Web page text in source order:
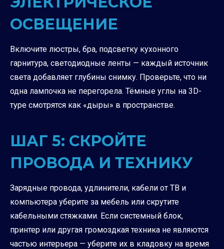
ОСВЕЩЕНИЕ
Включите люстры, бра, подсветку кухонного
гарнитура, светодиодные ленты — каждый источник
света добавляет глубины снимку. Проверьте, что ни
одна лампочка не перегорела. Тёмные углы на 3D-
туре смотрятся как «дыры» в пространстве.
ШАГ 5: СКРОЙТЕ
ПРОВОДА И ТЕХНИКУ
Зарядные провода, удлинители, кабели от ТВ и
компьютера уберите за мебель или скрутите
кабельными стяжками. Если системный блок,
принтер или другая громоздкая техника не являются
частью интерьера — уберите их в кладовку на время